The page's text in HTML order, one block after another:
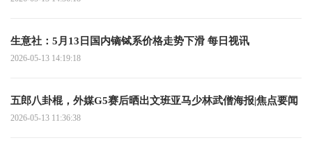
生意社：5月13日国内镝铽系价格走势下滑 每日视讯
2026-05-13 14:19:18
五郎八卦棍，外媒G5赛后晒出文班亚马少林武僧海报|焦点要闻
2026-05-13 11:36:38